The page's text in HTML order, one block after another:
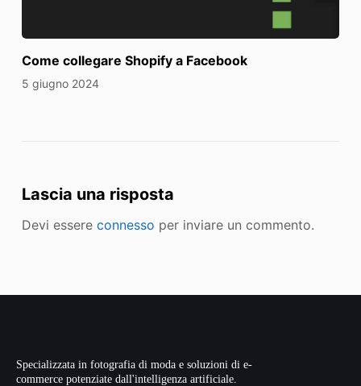
Come collegare Shopify a Facebook
5 giugno 2024
Lascia una risposta
Devi essere connesso per inviare un commento.
Specializzata in fotografia di moda e soluzioni di e-
commerce potenziate dall'intelligenza artificiale.